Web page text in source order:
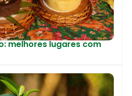
melhores lugares com